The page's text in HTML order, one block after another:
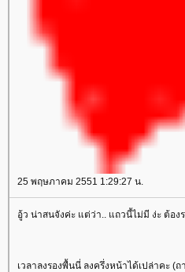
25 พฤษภาคม 2551 1:29:27 น.
อู้ว น่าสนจังค่ะ แต่ว่า.. แถวนี้ไม่มี ง่ะ ต้อง
เวลาลงรองพื้นนี่ ลงครึ่งหน้าได้เปล่าคะ (